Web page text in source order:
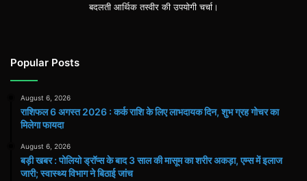
बदलती आर्थिक तस्वीर की उपयोगी चर्चा।
Popular Posts
August 6, 2026
राशिफल 6 अगस्त 2026 : कर्क राशि के लिए लाभदायक दिन, शुभ ग्रह गोचर का
मिलेगा फायदा
August 6, 2026
बड़ी खबर : पोलियो ड्रॉप्स के बाद 3 साल की मासूम का शरीर अकड़ा, एम्स में इलाज
जारी; स्वास्थ्य विभाग ने बिठाई जांच